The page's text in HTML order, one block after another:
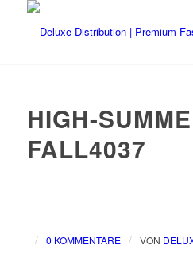
HIGH-
FALL4037
/ 0 KOMMENTARE / VON